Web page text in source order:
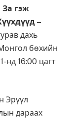
За гэж
–
дахь
бөхийн
нд 16:00 цагт
Эрүүл
дараах